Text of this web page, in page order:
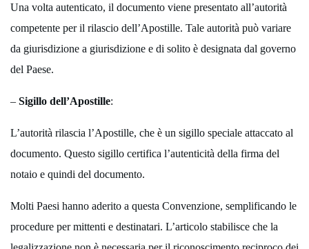
Una volta autenticato, il documento viene presentato all’autorità
competente per il rilascio dell’Apostille. Tale autorità può variare
da giurisdizione a giurisdizione e di solito è designata dal governo
del Paese.
– Sigillo dell’Apostille:
L’autorità rilascia l’Apostille, che è un sigillo speciale attaccato al
documento. Questo sigillo certifica l’autenticità della firma del
notaio e quindi del documento.
Molti Paesi hanno aderito a questa Convenzione, semplificando le
procedure per mittenti e destinatari. L’articolo stabilisce che la